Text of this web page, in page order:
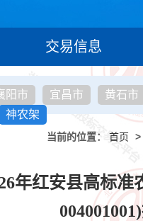
交易信息
阳市 宜昌市
黄石市
神农架
当前的位置： 首页 >
年红安县高标